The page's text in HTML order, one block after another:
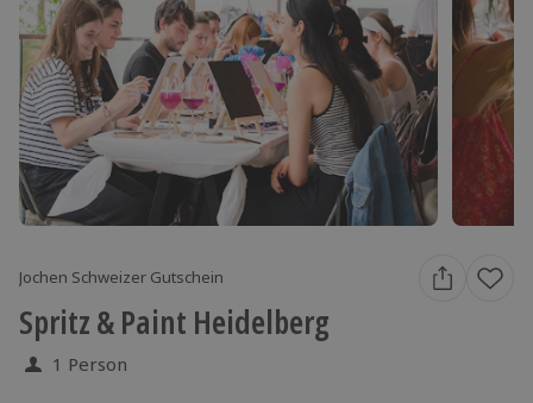
Jochen Schweizer Gutschein
Spritz & Paint Heidelberg
1 Person